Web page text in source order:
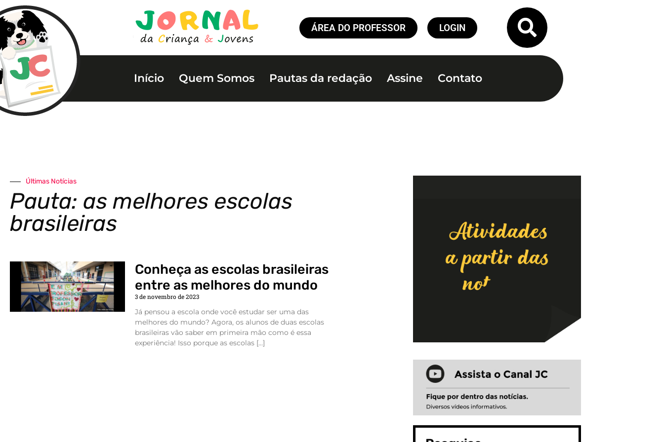
ÁREA DO PROFESSOR LOGIN
Início Quem Somos Pautas da redação Assine Contato
Últimas Notícias
Pauta: as melhores escolas
brasileiras
Conheça as escolas brasileiras
entre as melhores do mundo
3 de novembro de 2023
Já pensou a escola onde você estudar ser uma das
melhores do mundo? Agora, os alunos de duas escolas
brasileiras vão saber em primeira mão como é essa
experiência! Isso porque as escolas […]